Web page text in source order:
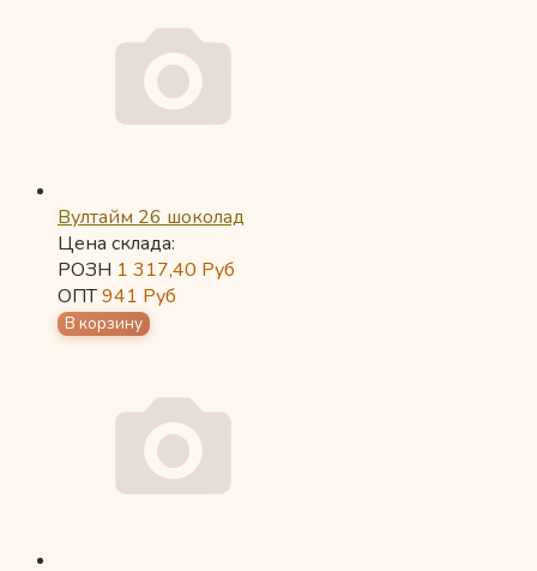
Вултайм 26 шоколад
Цена склада:
РОЗН 1 317,40 Руб
ОПТ941 Руб